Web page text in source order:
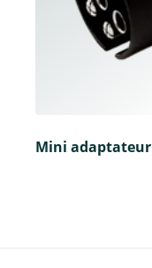
Mini adaptateur